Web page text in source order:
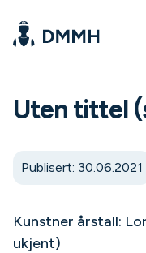
Uten tittel
Publisert: 30.06.2021
Kunstner årstall:
ukjent)